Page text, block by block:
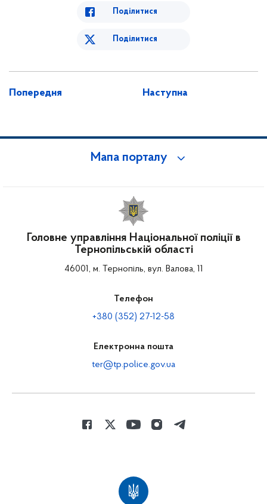
Поділитися
Поділитися
Попередня Наступна
Мапа порталу
Головне управління Національної поліції в
Тернопільській області
46001, м. Тернопіль, вул. Валова, 11
Телефон
+380 (352) 27-12-58
Електронна пошта
ter@tp.police.gov.ua